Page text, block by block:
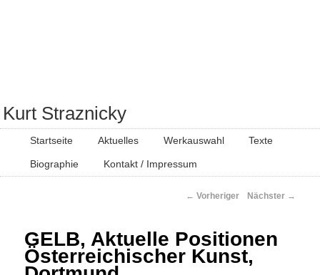
Kurt Straznicky
HauptmenüZum primären Inhalt springen
Zum sekundären Inhalt springen
Startseite Aktuelles Werkauswahl Texte
Biographie Kontakt / Impressum
← Vorheriger Nächster →
GELB, Aktuelle Positionen
Österreichischer Kunst,